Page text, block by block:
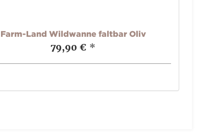
Farm-Land Wildwanne faltbar Oliv
79,90 € *